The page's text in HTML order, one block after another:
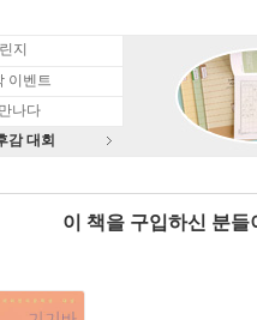
지
이벤트
나다
감 대회
이 책을 구입하신 분